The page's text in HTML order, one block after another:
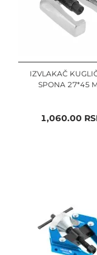
IZVLAKAČ
SPONA 27*45
1,060.00